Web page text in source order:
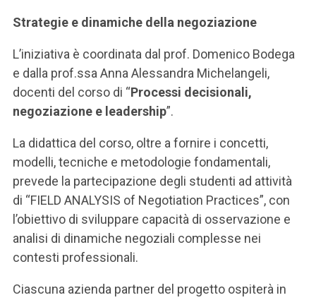
ACCEDI A CLOUDMAIL
Strategie e dinamiche della negoziazione
L’iniziativa è coordinata dal prof. Domenico Bodega
e dalla prof.ssa Anna Alessandra Michelangeli,
docenti del corso di “Processi decisionali,
negoziazione e leadership”.
La didattica del corso, oltre a fornire i concetti,
modelli, tecniche e metodologie fondamentali,
prevede la partecipazione degli studenti ad attività
di “FIELD ANALYSIS of Negotiation Practices”, con
l’obiettivo di sviluppare capacità di osservazione e
analisi di dinamiche negoziali complesse nei
contesti professionali.
Ciascuna azienda partner del progetto ospiterà in